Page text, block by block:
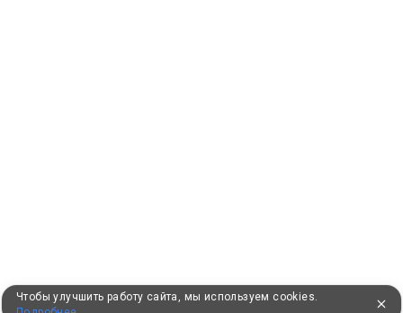
Чтобы улучшить работу сайта, мы используем cookies.